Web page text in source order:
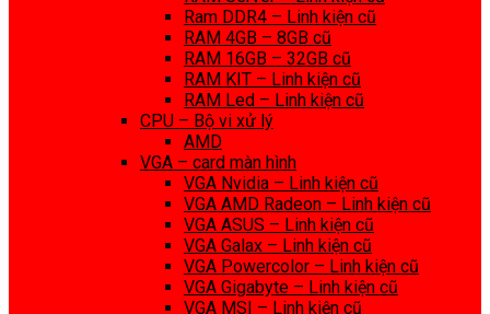
Ram DDR4 – Linh kiện cũ
RAM 4GB – 8GB cũ
RAM 16GB – 32GB cũ
RAM KIT – Linh kiện cũ
RAM Led – Linh kiện cũ
CPU – Bộ vi xử lý
AMD
VGA – card màn hình
VGA Nvidia – Linh kiện cũ
VGA AMD Radeon – Linh kiện cũ
VGA ASUS – Linh kiện cũ
VGA Galax – Linh kiện cũ
VGA Powercolor – Linh kiện cũ
VGA Gigabyte – Linh kiện cũ
VGA MSI – Linh kiện cũ